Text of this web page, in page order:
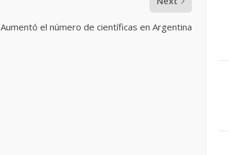
Aumentó el número de científicas en Argentina